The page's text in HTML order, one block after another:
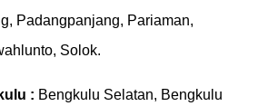
Padangpanjang, Pariaman,
Solok.
: Bengkulu Selatan, Bengkulu